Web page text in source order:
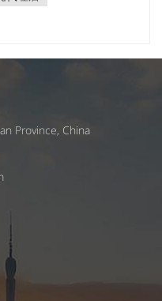
安全性と個人的な表現
に尽力しています。 選
されており、複数の衝
ライズされたカスタマ
ることを私たちは理解
ンを選びたい場合で
現したい場合でも、
すことができます。 快
社のヘルメットは美し
重点を置いています。
基づいた内側のパッド
Province, China